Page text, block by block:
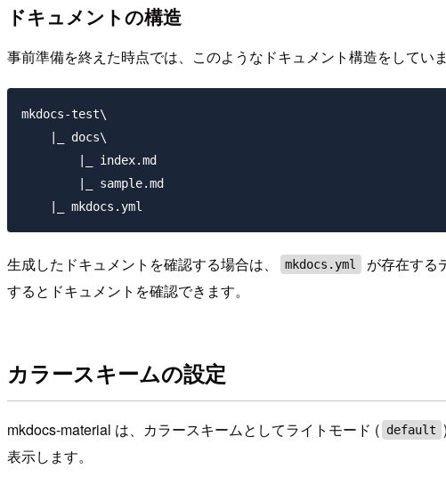
ドキュメントの構造
事前準備を終えた時点では、このようなドキュメント構造をしていま
mkdocs-test\
    |_ docs\
        |_ index.md
        |_ sample.md
生成したドキュメントを確認する場合は、 mkdocs.yml が存在する
するとドキュメントを確認できます。
カラースキームの設定
mkdocs-material は、カラースキームとしてライトモード ( default
表示します。